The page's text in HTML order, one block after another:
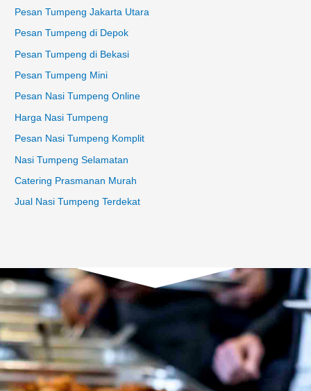
Pesan Tumpeng Jakarta Utara
Pesan Tumpeng di Depok
Pesan Tumpeng di Bekasi
Pesan Tumpeng Mini
Pesan Nasi Tumpeng Online
Harga Nasi Tumpeng
Pesan Nasi Tumpeng Komplit
Nasi Tumpeng Selamatan
Catering Prasmanan Murah
Jual Nasi Tumpeng Terdekat